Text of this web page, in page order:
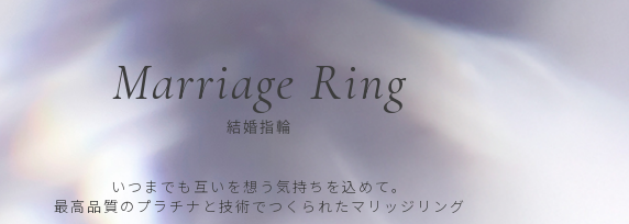
Marriage Ring
結婚指輪
いつまでも互いを想う気持ちを込めて。
最高品質のプラチナと技術でつくられたマリッジリング